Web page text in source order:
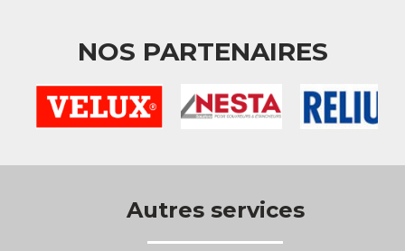
NOS PARTENAIRES
Autres services